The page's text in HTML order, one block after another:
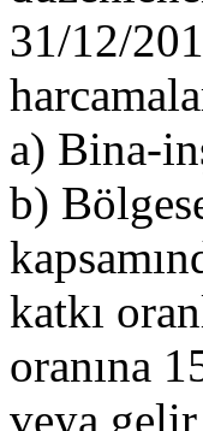
31/12/
a) Bina-
b)
katkı
oranına
veya